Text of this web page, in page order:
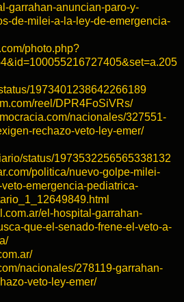
garrahan-anuncian-paro-y-
de-milei-a-la-ley-de-emergencia-
photo.php?
1973401238642266189
reel/DPR4FoSiVRs/
nacionales/327551-
rechazo-veto-ley-emer/
status/1973532256565338132
politica/nuevo-golpe-milei-
emergencia-pediatrica-
el-hospital-garrahan-
que-el-senado-frene-el-veto-a-
nacionales/278119-garrahan-
veto-ley-emer/